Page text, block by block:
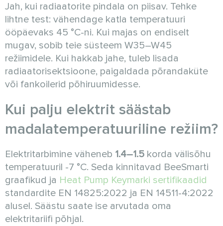
Jah, kui radiaatorite pindala on piisav. Tehke
lihtne test: vähendage katla temperatuuri
ööpäevaks 45 °C-ni. Kui majas on endiselt
mugav, sobib teie süsteem W35–W45
režiimidele. Kui hakkab jahe, tuleb lisada
radiaatorisektsioone, paigaldada põrandaküte
või fankoilerid põhiruumidesse.
Kui palju elektrit säästab
madalatemperatuuriline režiim?
Elektritarbimine väheneb 1.4–1.5 korda välisõhu
temperatuuril -7 °C. Seda kinnitavad BeeSmarti
graafikud ja Heat Pump Keymarki sertifikaadid
standardite EN 14825:2022 ja EN 14511-4:2022
alusel. Säästu saate ise arvutada oma
elektritariifi põhjal.